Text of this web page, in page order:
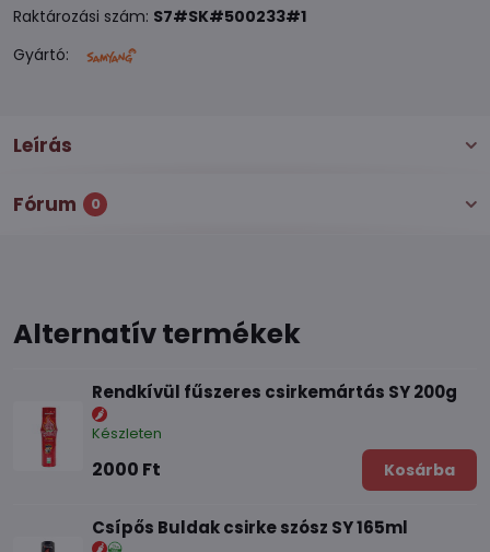
Raktározási szám: S7#SK#500233#1
Gyártó:
Leírás
Fórum 0
Alternatív termékek
Rendkívül fűszeres csirkemártás SY 200g
Készleten
2000 Ft Kosárba
Csípős Buldak csirke szósz SY 165ml